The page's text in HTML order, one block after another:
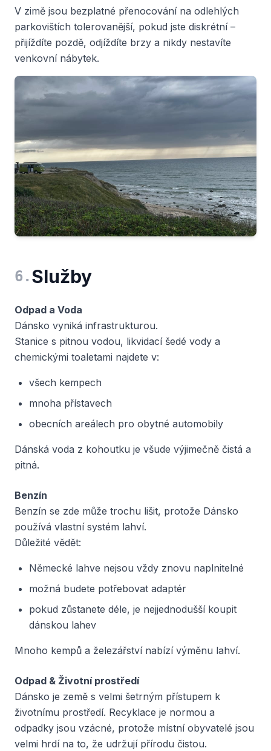
V zimě jsou bezplatné přenocování na odlehlých
parkovištích tolerovanější, pokud jste diskrétní –
přijíždíte pozdě, odjíždíte brzy a nikdy nestavíte
venkovní nábytek.
6 . Služby
Odpad a Voda
Dánsko vyniká infrastrukturou.
Stanice s pitnou vodou, likvidací šedé vody a
chemickými toaletami najdete v:
všech kempech
mnoha přístavech
obecních areálech pro obytné automobily
Dánská voda z kohoutku je všude výjimečně čistá a
pitná.
Benzín
Benzín se zde může trochu lišit, protože Dánsko
používá vlastní systém lahví.
Důležité vědět:
Německé lahve nejsou vždy znovu naplnitelné
možná budete potřebovat adaptér
pokud zůstanete déle, je nejjednodušší koupit
dánskou lahev
Mnoho kempů a železářství nabízí výměnu lahví.
Odpad & Životní prostředí
Dánsko je země s velmi šetrným přístupem k
životnímu prostředí. Recyklace je normou a
odpadky jsou vzácné, protože místní obyvatelé jsou
velmi hrdí na to, že udržují přírodu čistou.